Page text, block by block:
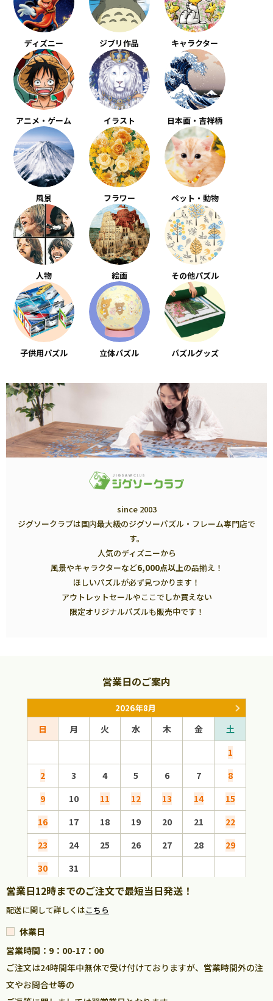
ディズニー ジブリ作品 キャラクター
アニメ・ゲーム イラスト 日本画・吉祥柄
風景 フラワー ペット・動物
人物 絵画 その他パズル
子供用パズル 立体パズル パズルグッズ
since 2003
ジグソークラブは国内最大級のジグソーパズル・フレーム専門店で
す。
人気のディズニーから
風景やキャラクターなど6,000点以上の品揃え！
ほしいパズルが必ず見つかります！
アウトレットセールやここでしか買えない
限定オリジナルパズルも販売中です！
営業日のご案内
2026年8月
日 月 火 水 木 金
土
1
2
3 4 5 6 7
8
9
10 11 12 13 14
15
16
17 18 19 20 21
22
23
24 25 26 27 28
29
30
31
営業日12時までのご注文で最短当日発送！
配送に関して詳しくはこちら
休業日
営業時間：9：00-17：00
ご注文は24時間年中無休で受け付けておりますが、営業時間外の注
文やお問合せ等の